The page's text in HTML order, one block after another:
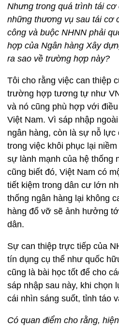
Nhưng trong quá trình tái
những thương vụ sau tái cơ
công và buộc NHNN phải
hợp của Ngân hàng Xây
ra sao về trường hợp này?
Tôi cho rằng việc can thiệp
trường hợp tương tự như
và nó cũng phù hợp với
Việt Nam. Vì sáp nhập
ngân hàng, còn là sự nỗ lực
trong việc khôi phục lại
sự lành mạnh của hệ thống
cũng biết đó, Việt Nam có
tiết kiệm trong dân cư lớn
thống ngân hàng lại không
hàng đổ vỡ sẽ ảnh hưởng
dân.
Sự can thiệp trực tiếp của
tín dụng cụ thể như quốc
cũng là bài học tốt để cho
sáp nhập sau này, khi chọn
cái nhìn sáng suốt, tỉnh táo
Có quan điểm cho rằng,